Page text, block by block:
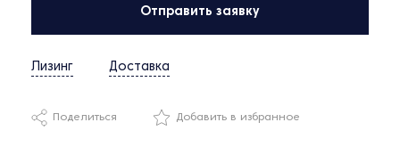
Отправить заявку
Лизинг Доставка
Поделиться Добавить в избранное